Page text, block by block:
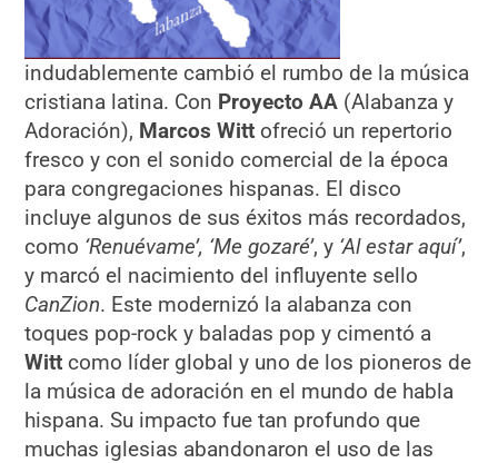
indudablemente cambió el rumbo de la música
cristiana latina. Con Proyecto AA (Alabanza y
Adoración), Marcos Witt ofreció un repertorio
fresco y con el sonido comercial de la época
para congregaciones hispanas. El disco
incluye algunos de sus éxitos más recordados,
como ‘Renuévame’, ‘Me gozaré’, y ‘Al estar aquí’,
y marcó el nacimiento del influyente sello
CanZion. Este modernizó la alabanza con
toques pop-rock y baladas pop y cimentó a
Witt como líder global y uno de los pioneros de
la música de adoración en el mundo de habla
hispana. Su impacto fue tan profundo que
muchas iglesias abandonaron el uso de las